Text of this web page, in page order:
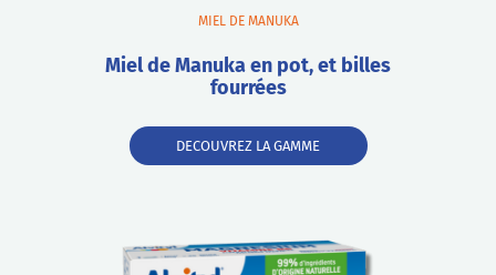
MIEL DE MANUKA
Miel de Manuka en pot, et billes
fourrées
DECOUVREZ LA GAMME